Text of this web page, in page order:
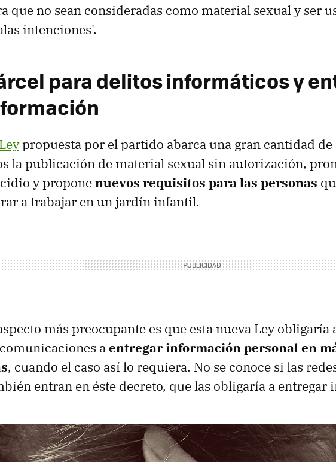
que no sean consideradas como material sexual y ser
intenciones'.
para delitos informáticos y
propuesta por el partido abarca una gran cantidad
la publicación de material sexual sin autorización,
y proponenuevos requisitos para las personas
a trabajar en un jardín infantil.
más preocupante es que esta nueva Ley obligaría
aentregar información personal en
, cuando el caso así lo requiera. No se conoce si las
entran en éste decreto, que las obligaría a entregar